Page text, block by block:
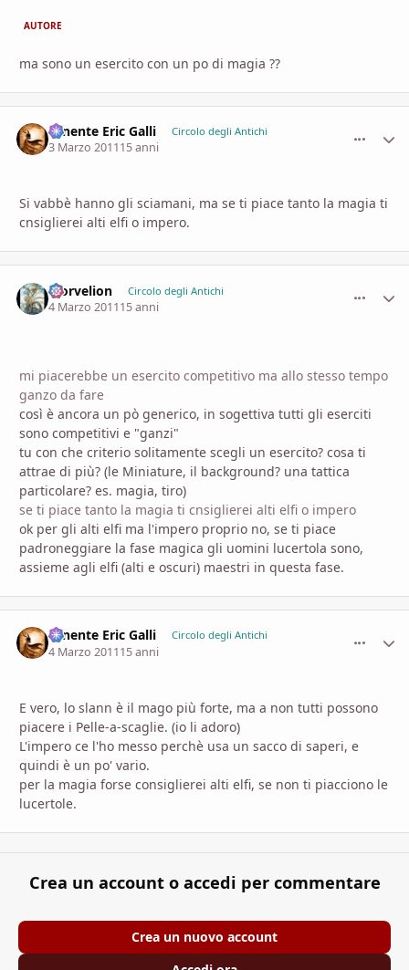
AUTORE
ma sono un esercito con un po di magia ??
Tenente Eric Galli Circolo degli Antichi
3 Marzo 201115 anni
Si vabbè hanno gli sciamani, ma se ti piace tanto la magia ti
cnsiglierei alti elfi o impero.
Morvelion Circolo degli Antichi
4 Marzo 201115 anni
mi piacerebbe un esercito competitivo ma allo stesso tempo
ganzo da fare
così è ancora un pò generico, in sogettiva tutti gli eserciti
sono competitivi e "ganzi"
tu con che criterio solitamente scegli un esercito? cosa ti
attrae di più? (le Miniature, il background? una tattica
particolare? es. magia, tiro)
se ti piace tanto la magia ti cnsiglierei alti elfi o impero
ok per gli alti elfi ma l'impero proprio no, se ti piace
padroneggiare la fase magica gli uomini lucertola sono,
assieme agli elfi (alti e oscuri) maestri in questa fase.
Tenente Eric Galli Circolo degli Antichi
4 Marzo 201115 anni
E vero, lo slann è il mago più forte, ma a non tutti possono
piacere i Pelle-a-scaglie. (io li adoro)
L'impero ce l'ho messo perchè usa un sacco di saperi, e
quindi è un po' vario.
per la magia forse consiglierei alti elfi, se non ti piacciono le
lucertole.
Crea un account o accedi per commentare
Crea un nuovo account